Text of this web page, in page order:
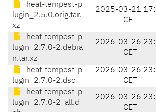
heat-tempest-p
lugin_2.5.0.orig.tar.
xz
2025-03-21
CET
heat-tempest-p
lugin_2.7.0-2.debia
n.tar.xz
2026-03-26
CET
heat-tempest-p
lugin_2.7.0-2.dsc
2026-03-26
CET
heat-tempest-p
lugin_2.7.0-2_all.d
2026-03-26
CET